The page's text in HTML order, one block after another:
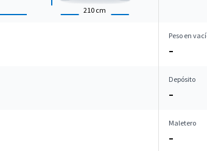
210 cm
Peso en
–
Depósito
–
Maletero
–